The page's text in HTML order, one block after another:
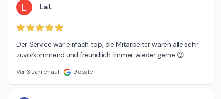
L La L
Der Service war einfach top, die Mitarbeiter waren alle sehr
zuvorkommend und freundlich. Immer wieder gerne 😉
Vor 3 Jahren auf Google